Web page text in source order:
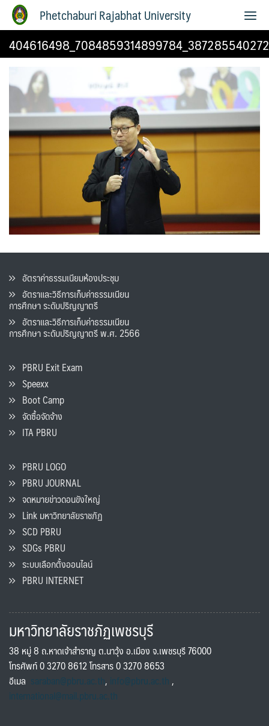
Phetchaburi Rajabhat University
อัตราค่าธรรมเนียมห้องประชุม
อัตราและวิธีการเก็บค่าธรรมเนียน
การศึกษา ระดับปริญญาตรี
อัตราและวิธีการเก็บค่าธรรมเนียน
การศึกษา ระดับปริญญาตรี พ.ศ. 2566
PBRU Exit Exam
Speexx
Boot Camp
จัดซื้อจัดจ้าง
ITA PBRU
PBRU LOGO
PBRU JOURNAL
จดหมายข่าวดอนขังใหญ่
Link มหาวิทยาลัยราชภัฏ
SCD PBRU
SDGs PBRU
ระบบเลือกตั้งออนไลน์
PBRU INTERNET
มหาวิทยาลัยราชภัฏเพชรบุรี
38 หมู่ 8 ถ.หาดเจ้าสำราญ ต.นาวุ้ง อ.เมือง จ.เพชรบุรี 76000
โทรศัพท์ 0 3270 8612 โทรสาร 0 3270 8653
อีเมล saraban@pbru.ac.th, info@pbru.ac.th,
international@mail.pbru.ac.th